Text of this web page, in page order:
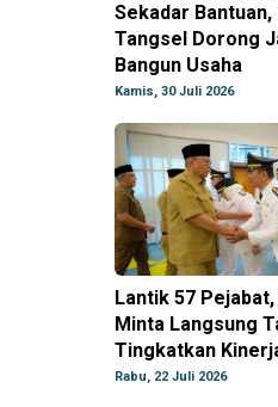
Sekadar
Tangsel Dorong
Bangun Usaha
Kamis, 30 Juli 2026
Lantik 57
Minta Langsung
Tingkatkan
Rabu, 22 Juli 2026